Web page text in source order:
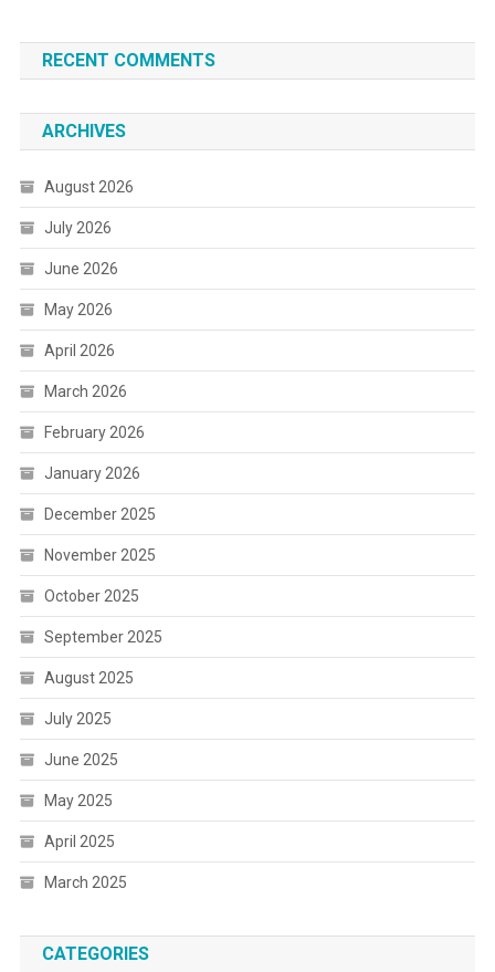
RECENT COMMENTS
ARCHIVES
August 2026
July 2026
June 2026
May 2026
April 2026
March 2026
February 2026
January 2026
December 2025
November 2025
October 2025
September 2025
August 2025
July 2025
June 2025
May 2025
April 2025
March 2025
CATEGORIES